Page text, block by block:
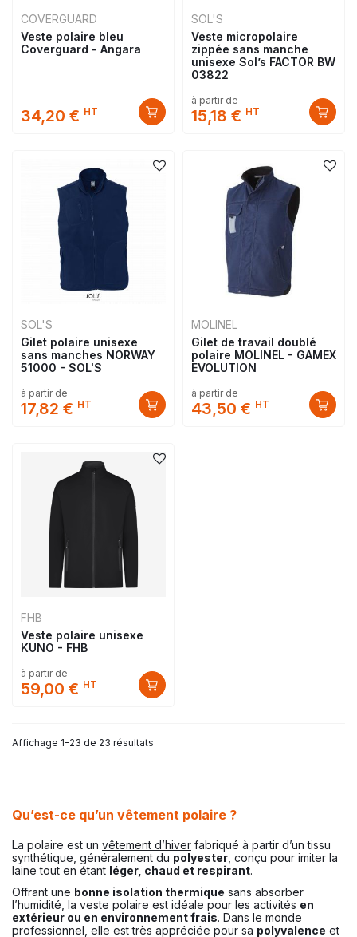
COVERGUARD
Veste polaire bleu
Coverguard - Angara
34,20 € HT
SOL'S
Veste micropolaire
zippée sans manche
unisexe Sol’s FACTOR BW
03822
à partir de
15,18 € HT
SOL'S
Gilet polaire unisexe
sans manches NORWAY
51000 - SOL'S
à partir de
17,82 € HT
MOLINEL
Gilet de travail doublé
polaire MOLINEL - GAMEX
EVOLUTION
à partir de
43,50 € HT
FHB
Veste polaire unisexe
KUNO - FHB
à partir de
59,00 € HT
Affichage 1-23 de 23 résultats
Qu’est-ce qu’un vêtement polaire ?
La polaire est un vêtement d’hiver fabriqué à partir d’un tissu
synthétique, généralement du polyester , conçu pour imiter la
laine tout en étant léger, chaud et respirant.
Offrant une bonne isolation thermique sans absorber
l’humidité, la veste polaire est idéale pour les activités en
extérieur ou en environnement frais. Dans le monde
professionnel, elle est très appréciée pour sa polyvalence et